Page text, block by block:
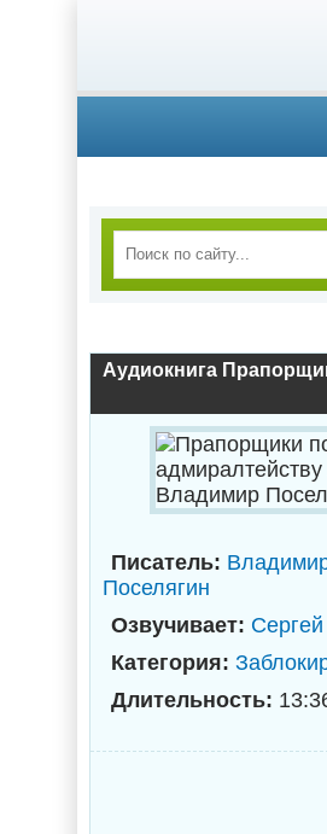
Писатель:
Поселягин
Озвучивает:
Категория:
Длительность: